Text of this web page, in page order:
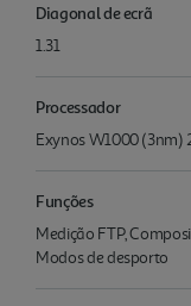
Diagonal de ecrã
1.31
Processador
Exynos W1000 (3nm)
Funções
Medição FTP,
Modos de desporto